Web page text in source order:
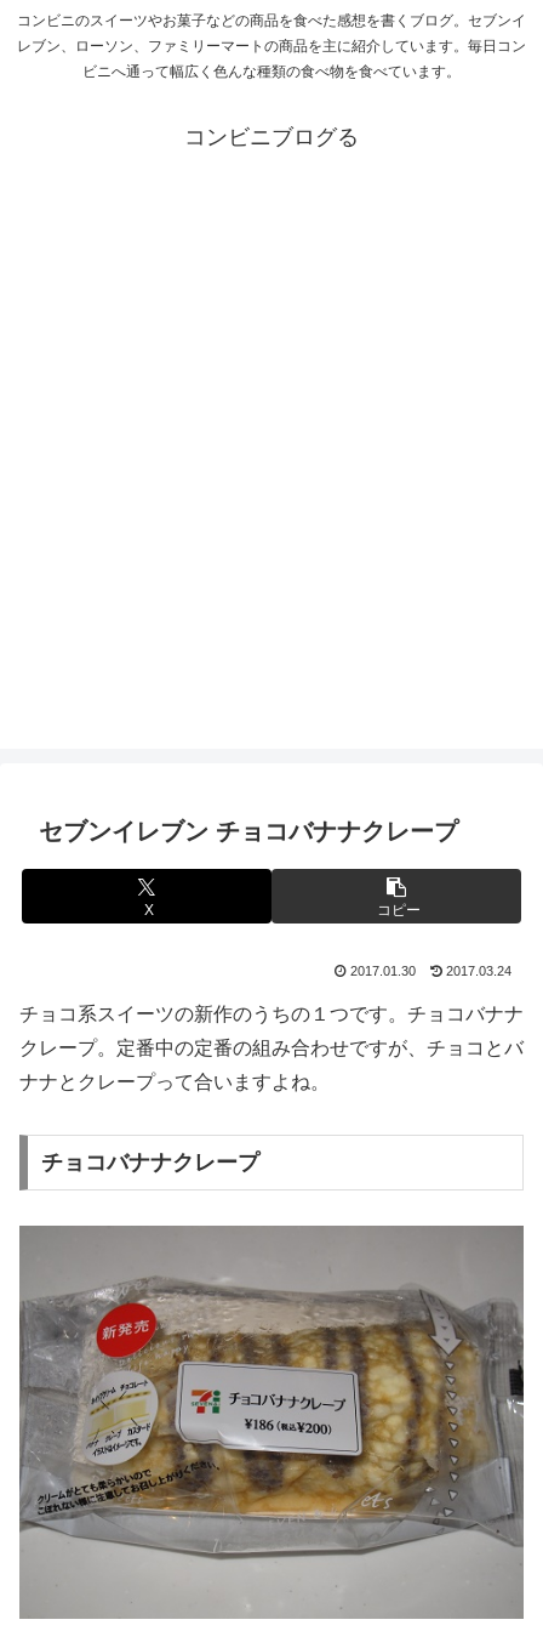
コンビニのスイーツやお菓子などの商品を食べた感想を書くブログ。セブンイ
レブン、ローソン、ファミリーマートの商品を主に紹介しています。毎日コン
ビニへ通って幅広く色んな種類の食べ物を食べています。
コンビニブログる
セブンイレブン チョコバナナクレープ
X コピー
2017.01.30 2017.03.24
チョコ系スイーツの新作のうちの１つです。チョコバナナ
クレープ。定番中の定番の組み合わせですが、チョコとバ
ナナとクレープって合いますよね。
チョコバナナクレープ